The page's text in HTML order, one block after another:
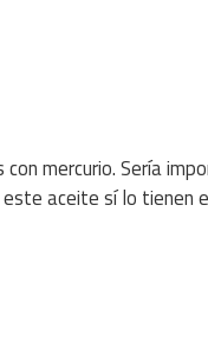
mercurio. Sería
aceite sí lo tienen